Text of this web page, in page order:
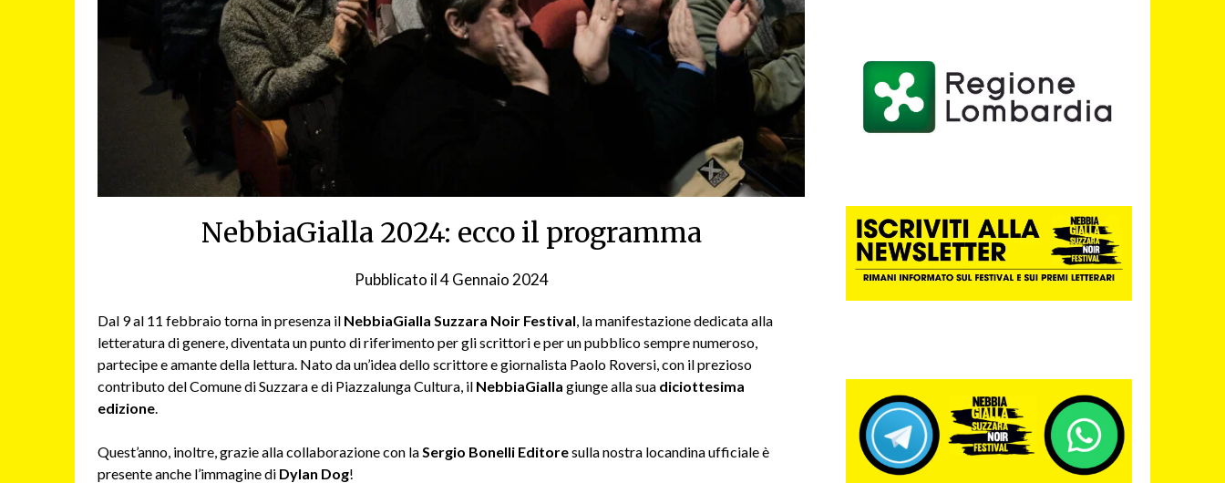
NebbiaGialla 2024: ecco il programma
Pubblicato il4 Gennaio 2024da
Dal 9 al 11 febbraio torna in presenza il NebbiaGialla Suzzara Noir Festival , la manifestazione dedicata alla
letteratura di genere, diventata un punto di riferimento per gli scrittori e per un pubblico sempre numeroso,
partecipe e amante della lettura. Nato da un’idea dello scrittore e giornalista Paolo Roversi, con il prezioso
contributo del Comune di Suzzara e di Piazzalunga Cultura, il NebbiaGialla giunge alla sua diciottesima
edizione
Quest’anno, inoltre, grazie alla collaborazione con la Sergio Bonelli Editoresulla nostra locandina ufficiale è
presente anche l’immagine di Dylan Dog!